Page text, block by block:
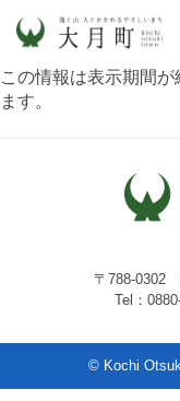
この情報は表示期間
ます。
〒788-0302
Tel：
© Kochi